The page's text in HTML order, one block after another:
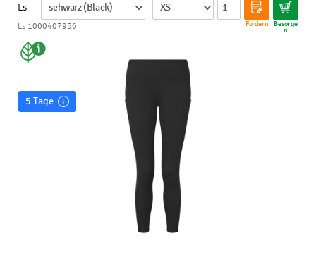
Ls
Fordern Besorge
n
Ls 1000407956
5 Tage